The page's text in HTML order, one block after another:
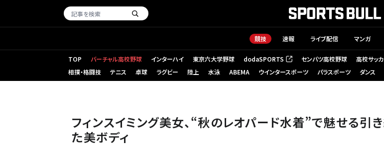
競技 速報 ライブ配信 マンガ
TOP バーチャル高校野球 インターハイ 東京六大学野球 dodaSPORTS
（新しいタブで開く） センバツ高校野球 高校サッ
相撲・格闘技
テニス 卓球 ラグビー 陸上 水泳 ABEMA ウインタースポーツ パラスポーツ ダンス
フィンスイミング美女、“秋のレオパード水着”で魅せる引
た美ボディ